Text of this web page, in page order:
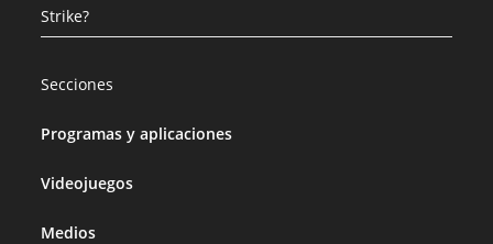
Strike?
Secciones
Programas y aplicaciones
Videojuegos
Medios